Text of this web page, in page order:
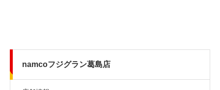
namcoフジグラン葛島店